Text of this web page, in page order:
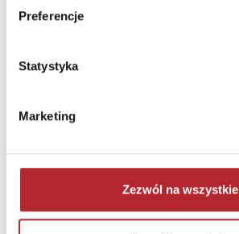
Preferencje
Statystyka
Marketing
Zezwól na wszystkie
Bright Junior Media
69,90 (brutto)
Zaloguj się, aby kupić